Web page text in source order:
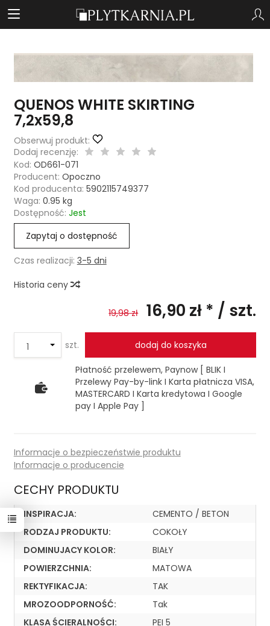
QUENOS WHITE SKIRTING
7,2x59,8
Obserwuj produkt:
Dodaj recenzję:
Kod: OD661-071
Producent: Opoczno
Kod producenta: 5902115749377
Waga: 0.95 kg
Dostępność: Jest
Zapytaj o dostępność
Czas realizacji: 3-5 dni
Historia ceny
19,98 zł 16,90 zł * / szt.
szt. dodaj do koszyka
Płatność przelewem, Paynow [ BLIK I
Przelewy Pay-by-link I Karta płatnicza VISA,
MASTERCARD I Karta kredytowa I Google
pay I Apple Pay ]
Informacje o bezpieczeństwie produktu
Informacje o producencie
CECHY PRODUKTU
INSPIRACJA:
CEMENTO / BETON
RODZAJ PRODUKTU:
COKOŁY
DOMINUJACY KOLOR:
BIAŁY
POWIERZCHNIA:
MATOWA
REKTYFIKACJA:
TAK
MROZOODPORNOŚĆ:
Tak
KLASA ŚCIERALNOŚCI:
PEI 5